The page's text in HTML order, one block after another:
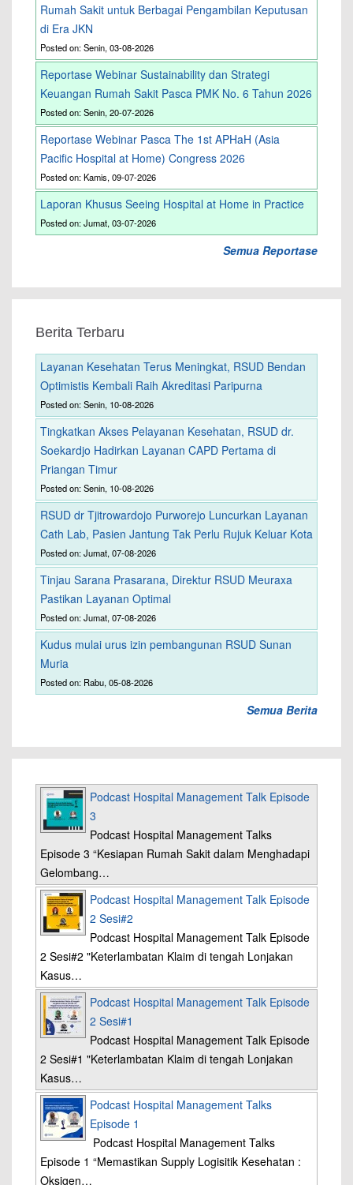
Rumah Sakit untuk Berbagai Pengambilan Keputusan
di Era JKN
Posted on: Senin, 03-08-2026
Reportase Webinar Sustainability dan Strategi
Keuangan Rumah Sakit Pasca PMK No. 6 Tahun 2026
Posted on: Senin, 20-07-2026
Reportase Webinar Pasca The 1st APHaH (Asia
Pacific Hospital at Home) Congress 2026
Posted on: Kamis, 09-07-2026
Laporan Khusus Seeing Hospital at Home in Practice
Posted on: Jumat, 03-07-2026
Semua Reportase
Berita Terbaru
Layanan Kesehatan Terus Meningkat, RSUD Bendan
Optimistis Kembali Raih Akreditasi Paripurna
Posted on: Senin, 10-08-2026
Tingkatkan Akses Pelayanan Kesehatan, RSUD dr.
Soekardjo Hadirkan Layanan CAPD Pertama di
Priangan Timur
Posted on: Senin, 10-08-2026
RSUD dr Tjitrowardojo Purworejo Luncurkan Layanan
Cath Lab, Pasien Jantung Tak Perlu Rujuk Keluar Kota
Posted on: Jumat, 07-08-2026
Tinjau Sarana Prasarana, Direktur RSUD Meuraxa
Pastikan Layanan Optimal
Posted on: Jumat, 07-08-2026
Kudus mulai urus izin pembangunan RSUD Sunan
Muria
Posted on: Rabu, 05-08-2026
Semua Berita
Podcast Hospital Management Talk Episode
3
Podcast Hospital Management Talks
Episode 3 “Kesiapan Rumah Sakit dalam Menghadapi
Gelombang…
Podcast Hospital Management Talk Episode
2 Sesi#2
Podcast Hospital Management Talk Episode
2 Sesi#2 "Keterlambatan Klaim di tengah Lonjakan
Kasus…
Podcast Hospital Management Talk Episode
2 Sesi#1
Podcast Hospital Management Talk Episode
2 Sesi#1 "Keterlambatan Klaim di tengah Lonjakan
Kasus…
Podcast Hospital Management Talks
Episode 1
Podcast Hospital Management Talks
Episode 1 “Memastikan Supply Logisitik Kesehatan :
Oksigen…